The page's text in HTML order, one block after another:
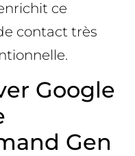
ce
contact très
Google
Gen